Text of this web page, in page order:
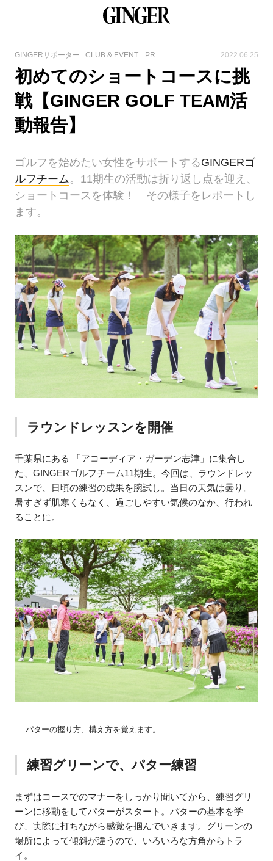
GINGERサポーター CLUB & EVENT PR 2022.06.25
初めてのショートコースに挑
戦【GINGER GOLF TEAM活
動報告】
ゴルフを始めたい女性をサポートするGINGERゴ
ルフチーム。11期生の活動は折り返し点を迎え、
ショートコースを体験！ その様子をレポートし
ます。
ラウンドレッスンを開催
千葉県にある 「アコーディア・ガーデン志津」に集合し
た、GINGERゴルフチーム11期生。今回は、ラウンドレッ
スンで、日頃の練習の成果を腕試し。当日の天気は曇り。
暑すぎず肌寒くもなく、過ごしやすい気候のなか、行われ
ることに。
パターの握り方、構え方を覚えます。
練習グリーンで、パター練習
まずはコースでのマナーをしっかり聞いてから、練習グリ
ーンに移動をしてパターがスタート。パターの基本を学
び、実際に打ちながら感覚を掴んでいきます。グリーンの
場所によって傾斜が違うので、いろいろな方角からトラ
イ。